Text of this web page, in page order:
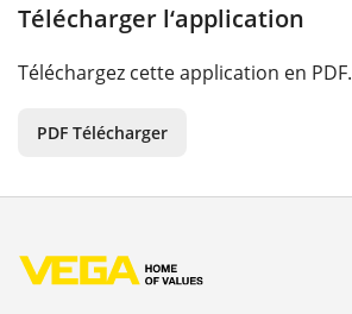
Télécharger l‘application
Téléchargez cette application en PDF.
PDF Télécharger